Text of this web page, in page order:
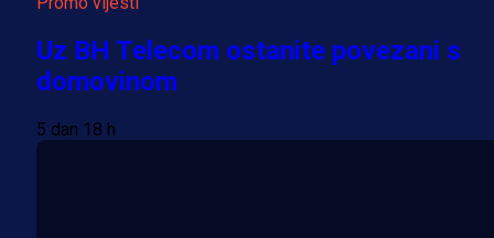
Uz BH Telecom ostanite povezani s
domovinom
5 dan 18 h